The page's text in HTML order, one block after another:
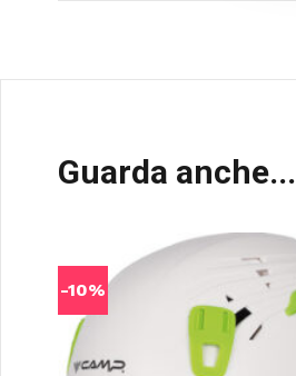
Guarda anche...
-10%